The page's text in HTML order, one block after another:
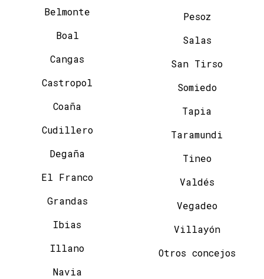
Belmonte
Boal
Cangas
Castropol
Coaña
Cudillero
Degaña
El Franco
Grandas
Ibias
Illano
Navia
Pesoz
Salas
San Tirso
Somiedo
Tapia
Taramundi
Tineo
Valdés
Vegadeo
Villayón
Otros concejos